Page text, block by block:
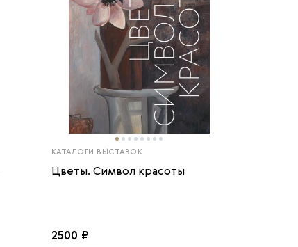
КАТАЛОГИ ВЫСТАВОК
Цветы. Символ красоты
2500 ₽